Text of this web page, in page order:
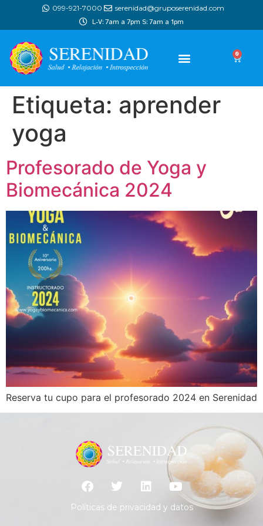
099-921-7000 serenidad@gruposerenidad.com
L-V: 7am a 7pm S: 7am a 1pm
0
Etiqueta: aprender
yoga
Profesorado de Yoga y
Biomecánica 2024
Reserva tu cupo para el profesorado 2024 en Serenidad
Políticas de privacidad y datos